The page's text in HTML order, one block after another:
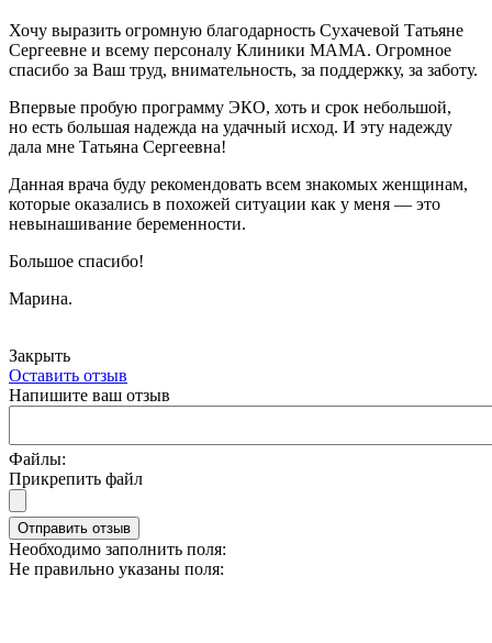
Хочу выразить огромную благодарность Сухачевой Татьяне
Сергеевне и всему персоналу Клиники МАМА. Огромное
спасибо за Ваш труд, внимательность, за поддержку, за заботу.
Впервые пробую программу ЭКО, хоть и срок небольшой,
но есть большая надежда на удачный исход. И эту надежду
дала мне Татьяна Сергеевна!
Данная врача буду рекомендовать всем знакомых женщинам,
которые оказались в похожей ситуации как у меня — это
невынашивание беременности.
Большое спасибо!
Марина.
Закрыть
Оставить отзыв
Напишите ваш отзыв
Файлы:
Прикрепить файл
Отправить отзыв
Необходимо заполнить поля:
Не правильно указаны поля: